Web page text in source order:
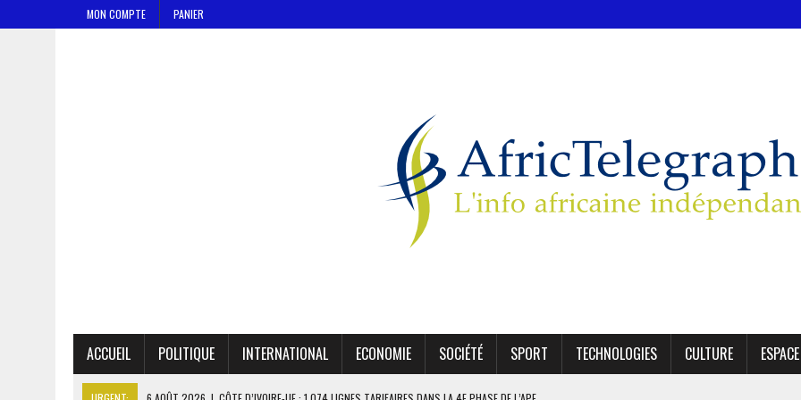
MON COMPTE PANIER
ACCUEIL POLITIQUE INTERNATIONAL ECONOMIE SOCIÉTÉ SPORT TECHNOLOGIES CULTURE